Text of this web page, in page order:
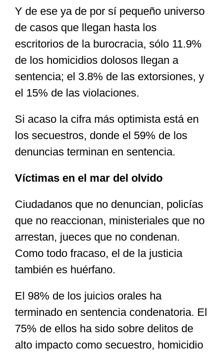
Y de ese ya de por sí pequeño universo
de casos que llegan hasta los
escritorios de la burocracia, sólo 11.9%
de los homicidios dolosos llegan a
sentencia; el 3.8% de las extorsiones, y
el 15% de las violaciones.
Si acaso la cifra más optimista está en
los secuestros, donde el 59% de los
denuncias terminan en sentencia.
Víctimas en el mar del olvido
Ciudadanos que no denuncian, policías
que no reaccionan, ministeriales que no
arrestan, jueces que no condenan.
Como todo fracaso, el de la justicia
también es huérfano.
El 98% de los juicios orales ha
terminado en sentencia condenatoria. El
75% de ellos ha sido sobre delitos de
alto impacto como secuestro, homicidio